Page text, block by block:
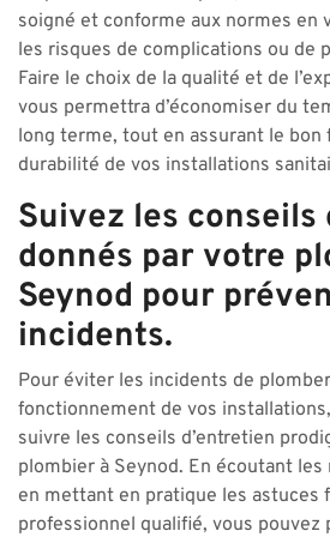
soigné et conforme aux normes en
les risques de complications ou de
Faire le choix de la qualité et de
vous permettra d’économiser du
long terme, tout en assurant le
durabilité de vos installations
Suivez les conseils
donnés par votre
Seynod pour
incidents.
Pour éviter les incidents de
fonctionnement de vos
suivre les conseils d’entretien
plombier à Seynod. En écoutant
en mettant en pratique les astuces
professionnel qualifié, vous pouvez